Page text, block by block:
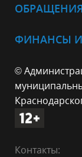
ФИНАНСЫ
©
Контакты: